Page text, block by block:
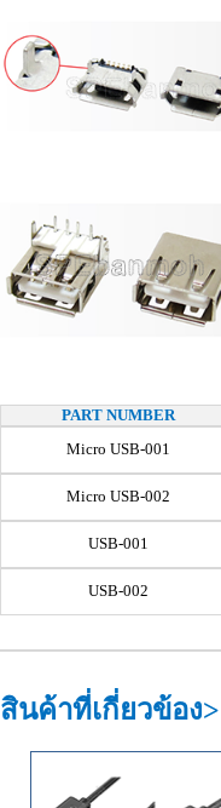
PART NUMBER
Micro USB-001
Micro USB-002
USB-001
USB-002
สินค้าที่เกี่ยวข้อง